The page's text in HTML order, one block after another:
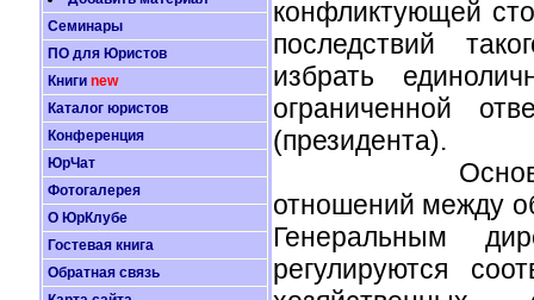
Семинары
ПО для Юристов
Книги new
Каталог юристов
Конференция
ЮрЧат
Фотогалерея
О ЮрКлубе
Гостевая книга
Обратная связь
конфликтующей
последствий
избрать
ограниченной
(президента).
Основные
отношений между
Генеральным
регулируются